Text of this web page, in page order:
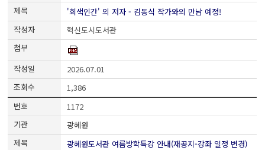
'회색인간' 의 저자 - 김동식 작가와의 만남 예정!
혁신도시도서관
2026.07.01
1,386
1172
광혜원
광혜원도서관 여름방학특강 안내(재공지-강좌 일정 변경)